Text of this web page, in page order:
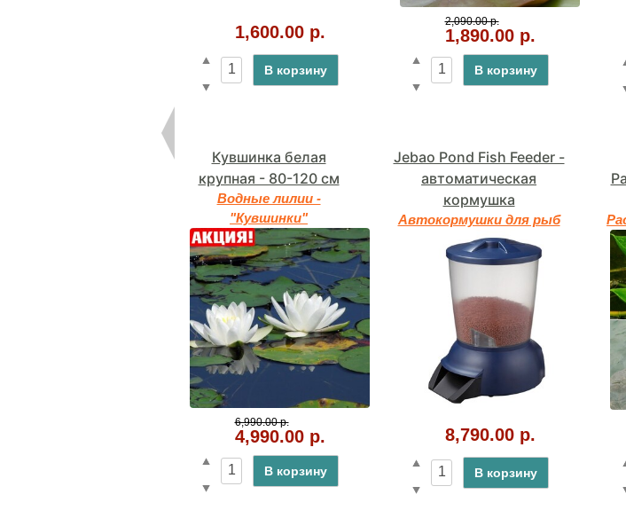
1,600.00 р.
В корзину
2,090.00 р.
1,890.00 р.
В корзину
Кувшинка белая
крупная - 80-120 см
Водные лилии -
"Кувшинки"
6,990.00 р.
4,990.00 р.
В корзину
Jebao Pond Fish Feeder -
автоматическая
кормушка
Автокормушки для рыб
8,790.00 р.
В корзину